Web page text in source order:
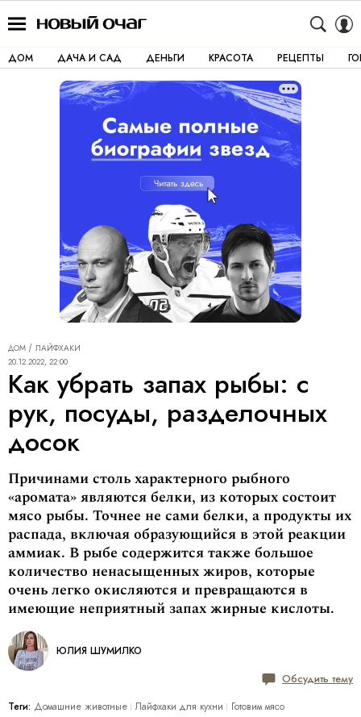
ДОМ ДАЧА И САД ДЕНЬГИ КРАСОТА РЕЦЕПТЫ
ДОМ
ЛАЙФХАКИ
20.12.2022, 22:00
Как убрать запах рыбы: с
рук, посуды, разделочных
досок
Причинами столь характерного рыбного
«аромата» являются белки, из которых состоит
мясо рыбы. Точнее не сами белки, а продукты их
распада, включая образующийся в этой реакции
аммиак. В рыбе содержится также большое
количество ненасыщенных жиров, которые
очень легко окисляются и превращаются в
имеющие неприятный запах жирные кислоты.
ЮЛИЯ ШУМИЛКО
Обсудить тему
Теги: Домашние животные Лайфхаки для кухни Готовим мясо